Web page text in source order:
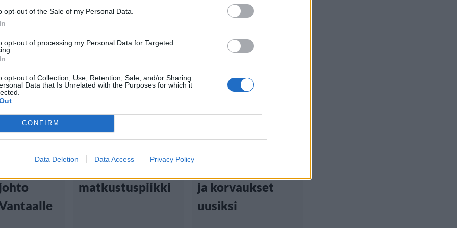
opt-out of the Sale of my Personal Data.
opt-out of processing my Personal Data for Targeted
opt-out of Collection, Use, Retention, Sale, and/or Sharing
Data that Is Unrelated with the Purposes for which it
CONFIRM
Data Deletion Data Access Privacy Policy
Matkailu
Helsinki-
matkustuspiikki
Matkailu
ja korvaukset
uusiksi